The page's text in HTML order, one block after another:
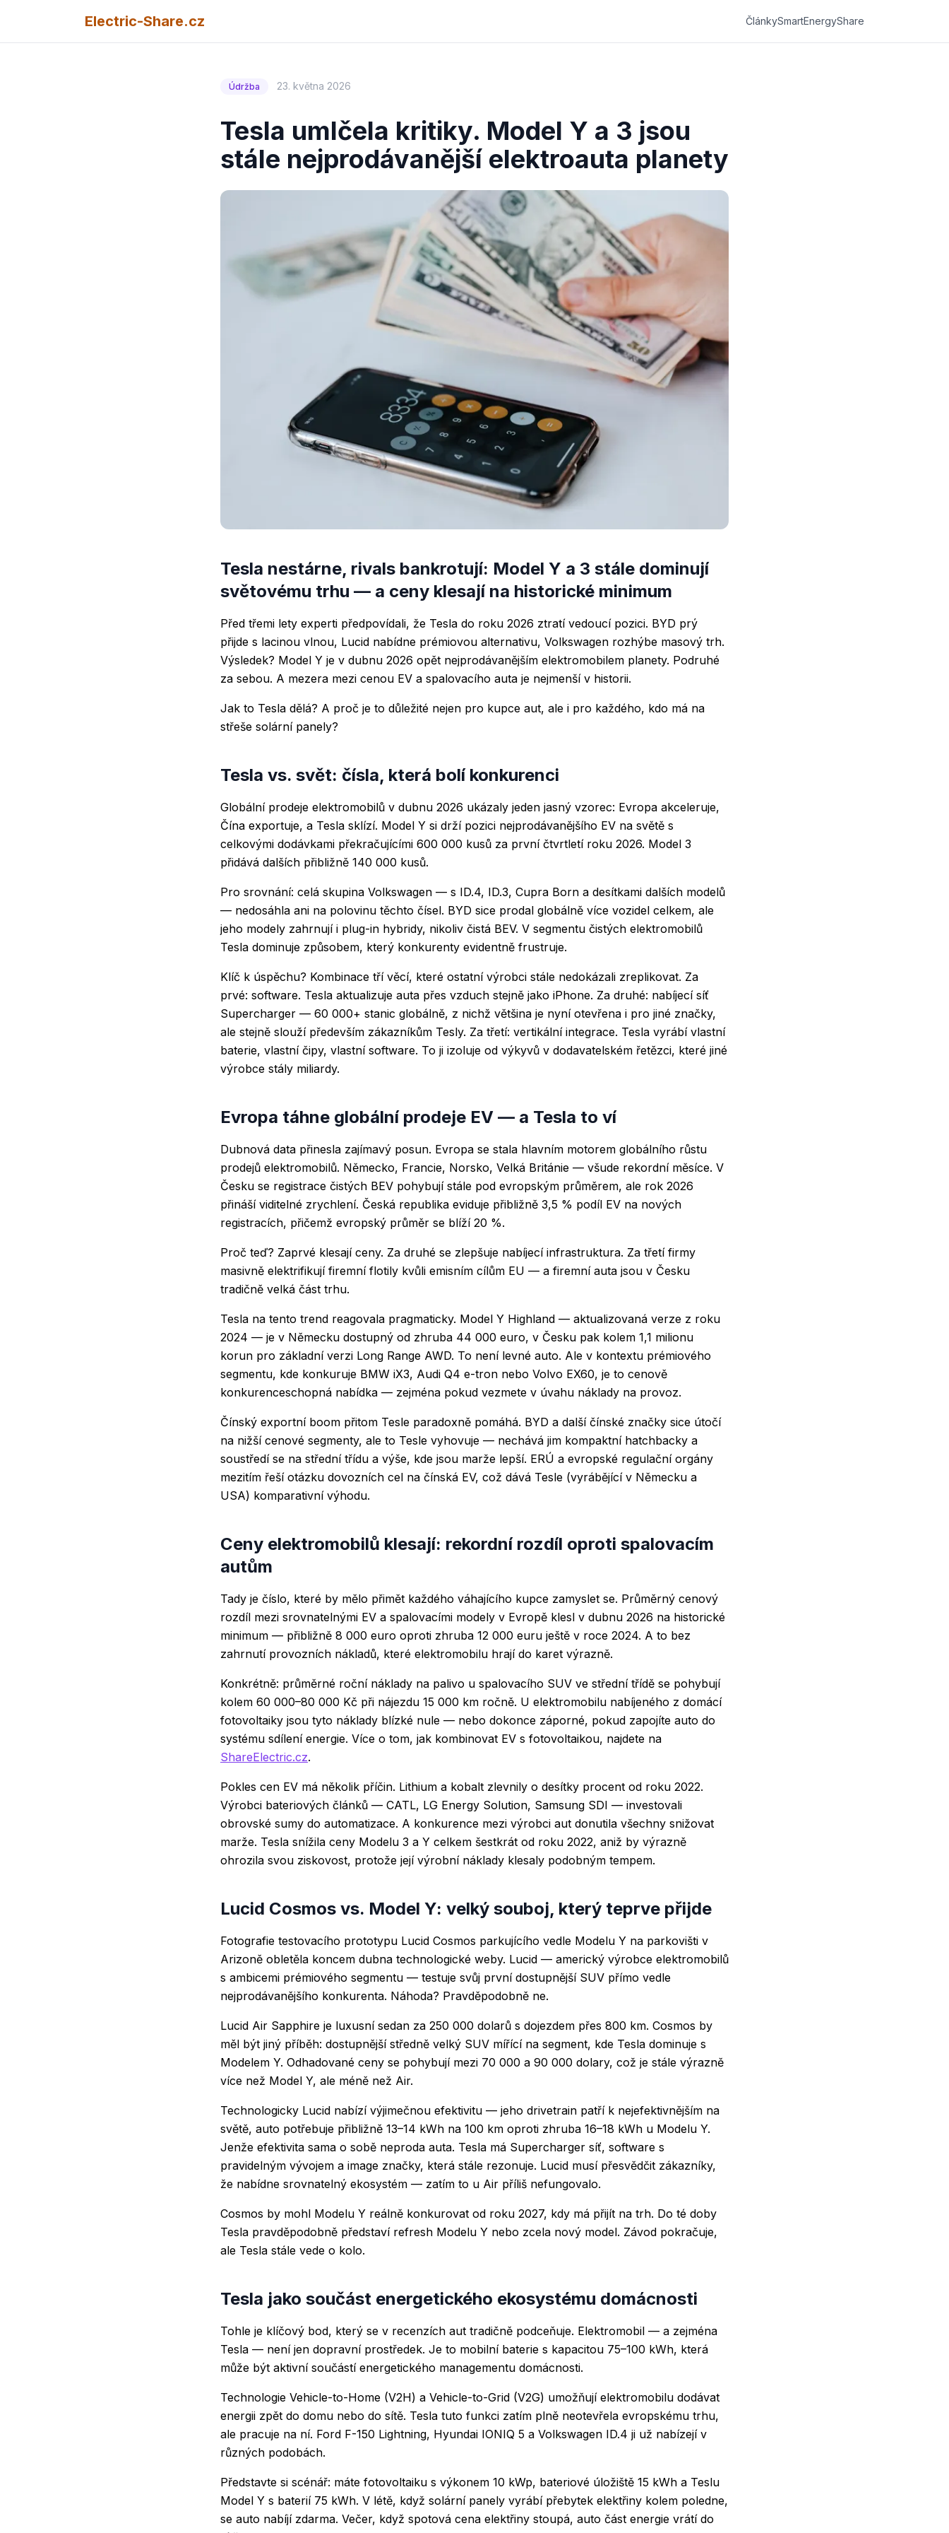
Electric-Share.cz ČlánkySmartEnergyShare
Údržba 23. května 2026
Tesla umlčela kritiky. Model Y a 3 jsou
stále nejprodávanější elektroauta planety
Tesla nestárne, rivals bankrotují: Model Y a 3 stále dominují
světovému trhu — a ceny klesají na historické minimum
Před třemi lety experti předpovídali, že Tesla do roku 2026 ztratí vedoucí pozici. BYD prý
přijde s lacinou vlnou, Lucid nabídne prémiovou alternativu, Volkswagen rozhýbe masový trh.
Výsledek? Model Y je v dubnu 2026 opět nejprodávanějším elektromobilem planety. Podruhé
za sebou. A mezera mezi cenou EV a spalovacího auta je nejmenší v historii.
Jak to Tesla dělá? A proč je to důležité nejen pro kupce aut, ale i pro každého, kdo má na
střeše solární panely?
Tesla vs. svět: čísla, která bolí konkurenci
Globální prodeje elektromobilů v dubnu 2026 ukázaly jeden jasný vzorec: Evropa akceleruje,
Čína exportuje, a Tesla sklízí. Model Y si drží pozici nejprodávanějšího EV na světě s
celkovými dodávkami překračujícími 600 000 kusů za první čtvrtletí roku 2026. Model 3
přidává dalších přibližně 140 000 kusů.
Pro srovnání: celá skupina Volkswagen — s ID.4, ID.3, Cupra Born a desítkami dalších modelů
— nedosáhla ani na polovinu těchto čísel. BYD sice prodal globálně více vozidel celkem, ale
jeho modely zahrnují i plug-in hybridy, nikoliv čistá BEV. V segmentu čistých elektromobilů
Tesla dominuje způsobem, který konkurenty evidentně frustruje.
Klíč k úspěchu? Kombinace tří věcí, které ostatní výrobci stále nedokázali zreplikovat. Za
prvé: software. Tesla aktualizuje auta přes vzduch stejně jako iPhone. Za druhé: nabíjecí síť
Supercharger — 60 000+ stanic globálně, z nichž většina je nyní otevřena i pro jiné značky,
ale stejně slouží především zákazníkům Tesly. Za třetí: vertikální integrace. Tesla vyrábí vlastní
baterie, vlastní čipy, vlastní software. To ji izoluje od výkyvů v dodavatelském řetězci, které jiné
výrobce stály miliardy.
Evropa táhne globální prodeje EV — a Tesla to ví
Dubnová data přinesla zajímavý posun. Evropa se stala hlavním motorem globálního růstu
prodejů elektromobilů. Německo, Francie, Norsko, Velká Británie — všude rekordní měsíce. V
Česku se registrace čistých BEV pohybují stále pod evropským průměrem, ale rok 2026
přináší viditelné zrychlení. Česká republika eviduje přibližně 3,5 % podíl EV na nových
registracích, přičemž evropský průměr se blíží 20 %.
Proč teď? Zaprvé klesají ceny. Za druhé se zlepšuje nabíjecí infrastruktura. Za třetí firmy
masivně elektrifikují firemní flotily kvůli emisním cílům EU — a firemní auta jsou v Česku
tradičně velká část trhu.
Tesla na tento trend reagovala pragmaticky. Model Y Highland — aktualizovaná verze z roku
2024 — je v Německu dostupný od zhruba 44 000 euro, v Česku pak kolem 1,1 milionu
korun pro základní verzi Long Range AWD. To není levné auto. Ale v kontextu prémiového
segmentu, kde konkuruje BMW iX3, Audi Q4 e-tron nebo Volvo EX60, je to cenově
konkurenceschopná nabídka — zejména pokud vezmete v úvahu náklady na provoz.
Čínský exportní boom přitom Tesle paradoxně pomáhá. BYD a další čínské značky sice útočí
na nižší cenové segmenty, ale to Tesle vyhovuje — nechává jim kompaktní hatchbacky a
soustředí se na střední třídu a výše, kde jsou marže lepší. ERÚ a evropské regulační orgány
mezitím řeší otázku dovozních cel na čínská EV, což dává Tesle (vyrábějící v Německu a
USA) komparativní výhodu.
Ceny elektromobilů klesají: rekordní rozdíl oproti spalovacím
autům
Tady je číslo, které by mělo přimět každého váhajícího kupce zamyslet se. Průměrný cenový
rozdíl mezi srovnatelnými EV a spalovacími modely v Evropě klesl v dubnu 2026 na historické
minimum — přibližně 8 000 euro oproti zhruba 12 000 euru ještě v roce 2024. A to bez
zahrnutí provozních nákladů, které elektromobilu hrají do karet výrazně.
Konkrétně: průměrné roční náklady na palivo u spalovacího SUV ve střední třídě se pohybují
kolem 60 000–80 000 Kč při nájezdu 15 000 km ročně. U elektromobilu nabíjeného z domácí
fotovoltaiky jsou tyto náklady blízké nule — nebo dokonce záporné, pokud zapojíte auto do
systému sdílení energie. Více o tom, jak kombinovat EV s fotovoltaikou, najdete na
ShareElectric.cz.
Pokles cen EV má několik příčin. Lithium a kobalt zlevnily o desítky procent od roku 2022.
Výrobci bateriových článků — CATL, LG Energy Solution, Samsung SDI — investovali
obrovské sumy do automatizace. A konkurence mezi výrobci aut donutila všechny snižovat
marže. Tesla snížila ceny Modelu 3 a Y celkem šestkrát od roku 2022, aniž by výrazně
ohrozila svou ziskovost, protože její výrobní náklady klesaly podobným tempem.
Lucid Cosmos vs. Model Y: velký souboj, který teprve přijde
Fotografie testovacího prototypu Lucid Cosmos parkujícího vedle Modelu Y na parkovišti v
Arizoně obletěla koncem dubna technologické weby. Lucid — americký výrobce elektromobilů
s ambicemi prémiového segmentu — testuje svůj první dostupnější SUV přímo vedle
nejprodávanějšího konkurenta. Náhoda? Pravděpodobně ne.
Lucid Air Sapphire je luxusní sedan za 250 000 dolarů s dojezdem přes 800 km. Cosmos by
měl být jiný příběh: dostupnější středně velký SUV mířící na segment, kde Tesla dominuje s
Modelem Y. Odhadované ceny se pohybují mezi 70 000 a 90 000 dolary, což je stále výrazně
více než Model Y, ale méně než Air.
Technologicky Lucid nabízí výjimečnou efektivitu — jeho drivetrain patří k nejefektivnějším na
světě, auto potřebuje přibližně 13–14 kWh na 100 km oproti zhruba 16–18 kWh u Modelu Y.
Jenže efektivita sama o sobě neproda auta. Tesla má Supercharger síť, software s
pravidelným vývojem a image značky, která stále rezonuje. Lucid musí přesvědčit zákazníky,
že nabídne srovnatelný ekosystém — zatím to u Air příliš nefungovalo.
Cosmos by mohl Modelu Y reálně konkurovat od roku 2027, kdy má přijít na trh. Do té doby
Tesla pravděpodobně představí refresh Modelu Y nebo zcela nový model. Závod pokračuje,
ale Tesla stále vede o kolo.
Tesla jako součást energetického ekosystému domácnosti
Tohle je klíčový bod, který se v recenzích aut tradičně podceňuje. Elektromobil — a zejména
Tesla — není jen dopravní prostředek. Je to mobilní baterie s kapacitou 75–100 kWh, která
může být aktivní součástí energetického managementu domácnosti.
Technologie Vehicle-to-Home (V2H) a Vehicle-to-Grid (V2G) umožňují elektromobilu dodávat
energii zpět do domu nebo do sítě. Tesla tuto funkci zatím plně neotevřela evropskému trhu,
ale pracuje na ní. Ford F-150 Lightning, Hyundai IONIQ 5 a Volkswagen ID.4 ji už nabízejí v
různých podobách.
Představte si scénář: máte fotovoltaiku s výkonem 10 kWp, bateriové úložiště 15 kWh a Teslu
Model Y s baterií 75 kWh. V létě, když solární panely vyrábí přebytek elektřiny kolem poledne,
se auto nabíjí zdarma. Večer, když spotová cena elektřiny stoupá, auto část energie vrátí do